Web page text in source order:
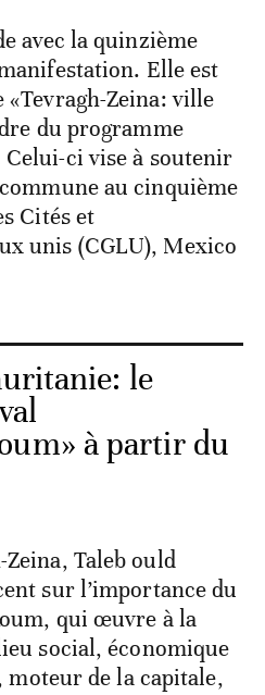
avec la quinzième
Elle est
«Tevragh-Zeina: ville
du programme
ci vise à soutenir
au cinquième
Cités et
unis (CGLU), Mexico
le
à partir du
Taleb ould
sur l’importance du
qui œuvre à la
social, économique
de la capitale,